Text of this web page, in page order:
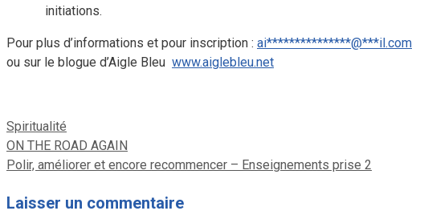
initiations.
Pour plus d’informations et pour inscription : ai***************@***il.com
ou sur le blogue d’Aigle Bleu www.aiglebleu.net
Catégories
Spiritualité
ON THE ROAD AGAIN
Polir, améliorer et encore recommencer – Enseignements prise 2
Laisser un commentaire